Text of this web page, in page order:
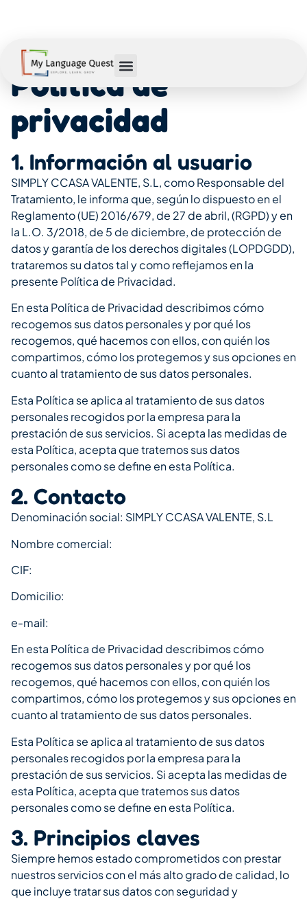
Política de
privacidad
1. Información al usuario
SIMPLY CCASA VALENTE, S.L, como Responsable del
Tratamiento, le informa que, según lo dispuesto en el
Reglamento (UE) 2016/679, de 27 de abril, (RGPD) y en
la L.O. 3/2018, de 5 de diciembre, de protección de
datos y garantía de los derechos digitales (LOPDGDD),
trataremos su datos tal y como reflejamos en la
presente Política de Privacidad.
En esta Política de Privacidad describimos cómo
recogemos sus datos personales y por qué los
recogemos, qué hacemos con ellos, con quién los
compartimos, cómo los protegemos y sus opciones en
cuanto al tratamiento de sus datos personales.
Esta Política se aplica al tratamiento de sus datos
personales recogidos por la empresa para la
prestación de sus servicios. Si acepta las medidas de
esta Política, acepta que tratemos sus datos
personales como se define en esta Política.
2. Contacto
Denominación social: SIMPLY CCASA VALENTE, S.L
Nombre comercial:
CIF:
Domicilio:
e-mail:
En esta Política de Privacidad describimos cómo
recogemos sus datos personales y por qué los
recogemos, qué hacemos con ellos, con quién los
compartimos, cómo los protegemos y sus opciones en
cuanto al tratamiento de sus datos personales.
Esta Política se aplica al tratamiento de sus datos
personales recogidos por la empresa para la
prestación de sus servicios. Si acepta las medidas de
esta Política, acepta que tratemos sus datos
personales como se define en esta Política.
3. Principios claves
Siempre hemos estado comprometidos con prestar
nuestros servicios con el más alto grado de calidad, lo
que incluye tratar sus datos con seguridad y